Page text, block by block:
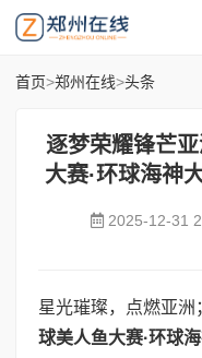
首页>郑州在线>头条
逐梦荣耀锋芒
大赛·环球海神
2025-12-31
星光璀璨，点燃亚洲
球美人鱼大赛·环球